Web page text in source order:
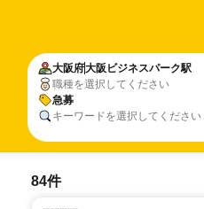
大阪府大阪ビジネスパーク駅
職種を選択してください
急募
キーワードを選択してください
84件